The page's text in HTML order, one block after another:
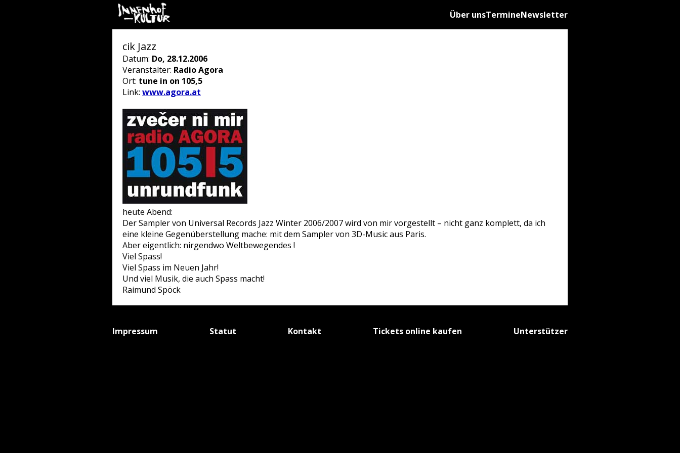
Über unsTermineNewsletter
cik Jazz
Datum: Do, 28.12.2006
Veranstalter: Radio Agora
Ort: tune in on 105,5
Link: www.agora.at
heute Abend:
Der Sampler von Universal Records Jazz Winter 2006/2007 wird von mir vorgestellt – nicht ganz komplett, da ich
eine kleine Gegenüberstellung mache: mit dem Sampler von 3D-Music aus Paris.
Aber eigentlich: nirgendwo Weltbewegendes !
Viel Spass!
Viel Spass im Neuen Jahr!
Und viel Musik, die auch Spass macht!
Raimund Spöck
Impressum Statut Kontakt Tickets online kaufen Unterstützer